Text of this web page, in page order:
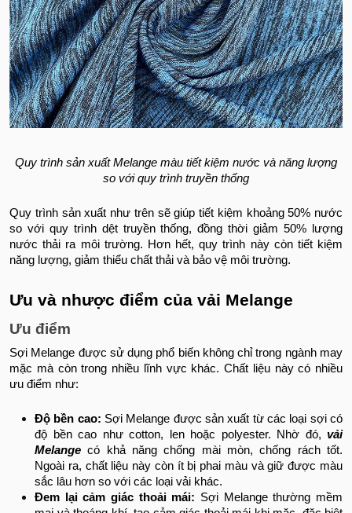
Quy trình sản xuất Melange màu tiết kiệm nước và năng lượng
so với quy trình truyền thống
Quy trình sản xuất như trên sẽ giúp tiết kiệm khoảng 50% nước
so với quy trình dệt truyền thống, đồng thời giảm 50% lượng
nước thải ra môi trường. Hơn hết, quy trình này còn tiết kiệm
năng lượng, giảm thiểu chất thải và bảo vệ môi trường.
Ưu và nhược điểm của vải Melange
Ưu điểm
Sợi Melange được sử dụng phổ biến không chỉ trong ngành may
mặc mà còn trong nhiều lĩnh vực khác. Chất liệu này có nhiều
ưu điểm như:
Độ bền cao: Sợi Melange được sản xuất từ các loại sợi có
độ bền cao như cotton, len hoặc polyester. Nhờ đó, vải
Melange có khả năng chống mài mòn, chống rách tốt.
Ngoài ra, chất liệu này còn ít bị phai màu và giữ được màu
sắc lâu hơn so với các loại vải khác.
Đem lại cảm giác thoải mái: Sợi Melange thường mềm